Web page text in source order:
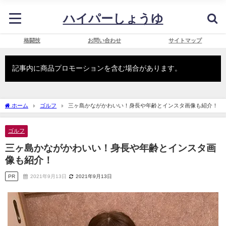
ハイパーしょうゆ
格闘技 お問い合わせ サイトマップ
記事内に商品プロモーションを含む場合があります。
ホーム ゴルフ 三ヶ島かながかわいい！身長や年齢とインスタ画像も紹介！
ゴルフ
三ヶ島かながかわいい！身長や年齢とインスタ画
像も紹介！
PR 2021年9月13日 2021年9月13日